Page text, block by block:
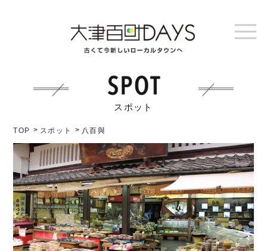
スポット
TOP スポット 八百與